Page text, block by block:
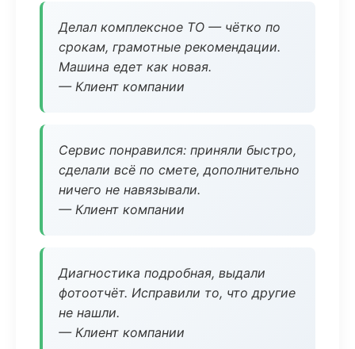
Делал комплексное ТО — чётко по
срокам, грамотные рекомендации.
Машина едет как новая.
— Клиент компании
Сервис понравился: приняли быстро,
сделали всё по смете, дополнительно
ничего не навязывали.
— Клиент компании
Диагностика подробная, выдали
фотоотчёт. Исправили то, что другие
не нашли.
— Клиент компании